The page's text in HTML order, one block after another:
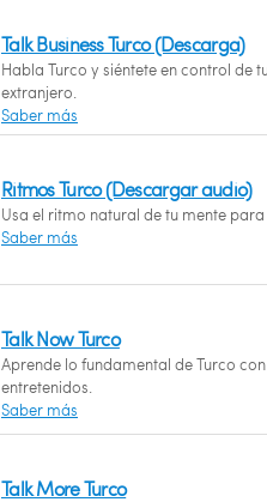
Talk Business Turco (Descarga)
Habla Turco y siéntete en control de
extranjero.
Saber más
Ritmos Turco (Descargar audio)
Usa el ritmo natural de tu mente
Saber más
Talk Now Turco
Aprende lo fundamental de Turco
entretenidos.
Saber más
Talk More Turco